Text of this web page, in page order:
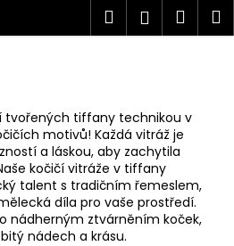
Hledat
tvořených tiffany technikou v
motivů! Každá vitráž je
a láskou, aby zachytila
kočičí vitráže v tiffany
talent s tradičním řemeslem,
díla pro vaše prostředí.
nádherným ztvárněním koček,
nádech a krásu.